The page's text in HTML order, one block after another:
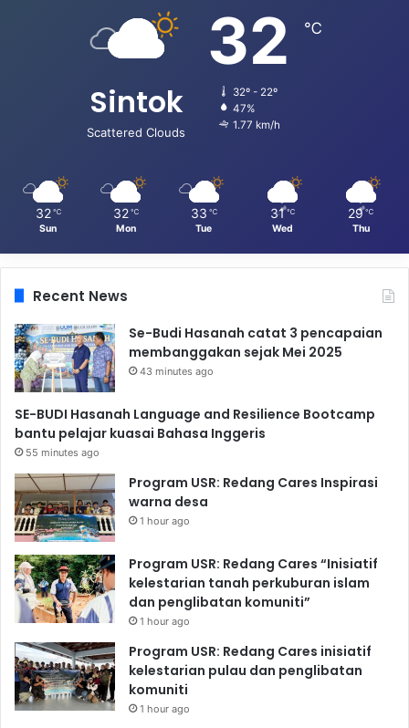
Sintok
Scattered Clouds
32 ℃
32º - 22º
47%
1.77 km/h
32 ℃
Sun
32 ℃
Mon
33 ℃
Tue
31 ℃
Wed
29 ℃
Thu
Recent News
Se-Budi Hasanah catat 3 pencapaian
membanggakan sejak Mei 2025
43 minutes ago
SE-BUDI Hasanah Language and Resilience Bootcamp
bantu pelajar kuasai Bahasa Inggeris
55 minutes ago
Program USR: Redang Cares Inspirasi
warna desa
1 hour ago
Program USR: Redang Cares “Inisiatif
kelestarian tanah perkuburan islam
dan penglibatan komuniti”
1 hour ago
Program USR: Redang Cares inisiatif
kelestarian pulau dan penglibatan
komuniti
1 hour ago